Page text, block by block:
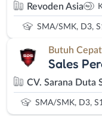
Revoden Asia
SMA/SMK, D3,
Butuh
Sales
CV. Sarana Duta
SMA/SMK, D3,